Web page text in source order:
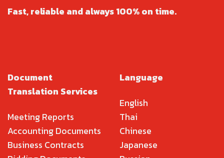
Fast, reliable and always 100% on time.
Document
Translation Services
Meeting Reports
Accounting Documents
Business Contracts
Language
English
Thai
Chinese
Japanese